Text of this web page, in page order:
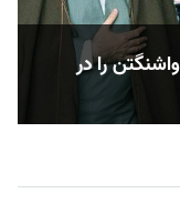
را در